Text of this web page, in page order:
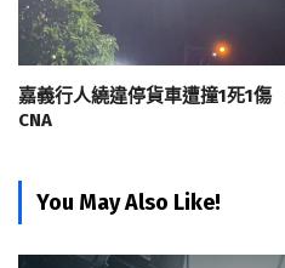
嘉義行人繞違停貨車遭撞1死1
CNA
You May Also Like!